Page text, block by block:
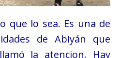
que lo sea. Es una de
de Abiyán que
la atencion. Hay